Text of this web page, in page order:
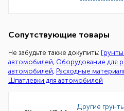
Сопутствующие товары
Не забудьте также докупить:
автомобилей, Оборудование для
автомобилей, Расходные
Шпатлевки для автомобилей
Другие